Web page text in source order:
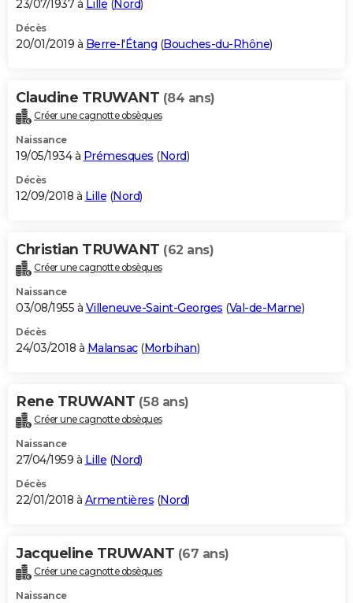
23/07/1937 à Lille (Nord)
Décès
20/01/2019 à Berre-l'Étang (Bouches-du-Rhône)
Claudine TRUWANT (84 ans)
Créer une cagnotte obsèques
Naissance
19/05/1934 à Prémesques (Nord)
Décès
12/09/2018 à Lille (Nord)
Christian TRUWANT (62 ans)
Créer une cagnotte obsèques
Naissance
03/08/1955 à Villeneuve-Saint-Georges (Val-de-Marne)
Décès
24/03/2018 à Malansac(Morbihan)
Rene TRUWANT (58 ans)
Créer une cagnotte obsèques
Naissance
27/04/1959 à Lille (Nord)
Décès
22/01/2018 à Armentières (Nord)
Jacqueline TRUWANT (67 ans)
Créer une cagnotte obsèques
Naissance